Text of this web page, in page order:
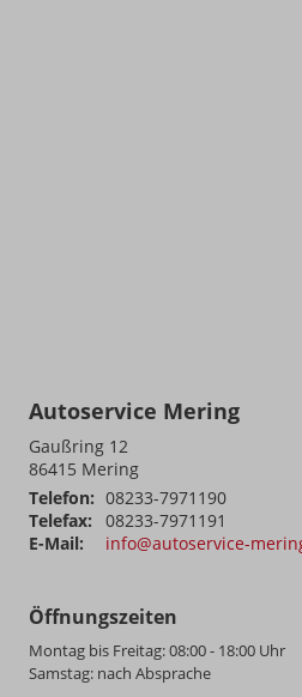
Autoservice Mering
Gaußring 12
86415 Mering
Telefon: 08233-7971190
Telefax:
08233-7971191
E-Mail:
info@autoservice-
Öffnungszeiten
Montag bis Freitag: 08:00 - 18:00 Uhr
Samstag: nach Absprache